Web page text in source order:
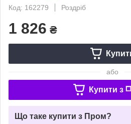
Код: 162279
Роздріб
1 826 ₴
або
Купити з
Що таке купити з Пром?